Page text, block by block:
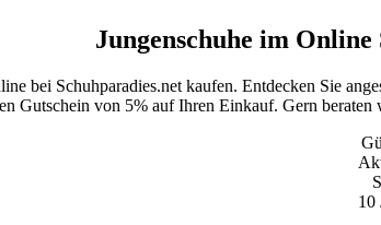
Jungenschuhe im
bei Schuhparadies.net kaufen. Entdecken Sie
Gutschein von 5% auf Ihren Einkauf. Gern
10